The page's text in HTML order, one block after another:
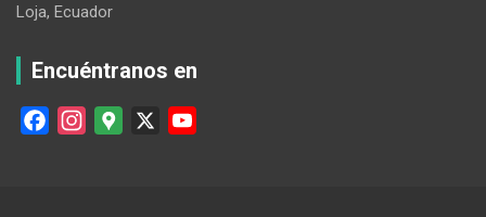
Loja, Ecuador
Encuéntranos en